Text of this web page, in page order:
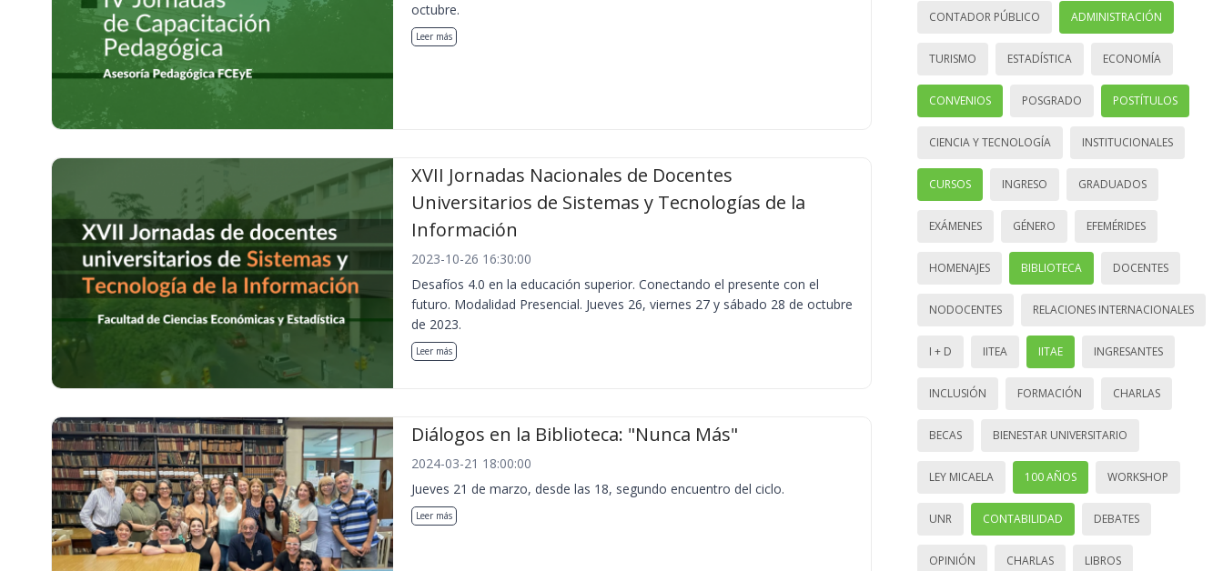
octubre.
Leer más
XVII Jornadas Nacionales de Docentes
Universitarios de Sistemas y Tecnologías de la
Información
2023-10-26 16:30:00
Desafíos 4.0 en la educación superior. Conectando el presente con el
futuro. Modalidad Presencial. Jueves 26, viernes 27 y sábado 28 de octubre
de 2023.
Leer más
Diálogos en la Biblioteca: "Nunca Más"
2024-03-21 18:00:00
Jueves 21 de marzo, desde las 18, segundo encuentro del ciclo.
Leer más
CONTADOR PÚBLICO ADMINISTRACIÓN
TURISMO ESTADÍSTICA ECONOMÍA
CONVENIOS POSGRADO POSTÍTULOS
CIENCIA Y TECNOLOGÍA INSTITUCIONALES
CURSOS INGRESO GRADUADOS
EXÁMENES GÉNERO EFEMÉRIDES
HOMENAJES BIBLIOTECA DOCENTES
NODOCENTES RELACIONES INTERNACIONALES
I + D IITEA IITAE INGRESANTES
INCLUSIÓN FORMACIÓN CHARLAS
BECAS BIENESTAR UNIVERSITARIO
LEY MICAELA 100 AÑOS WORKSHOP
UNR CONTABILIDAD DEBATES
OPINIÓN CHARLAS LIBROS